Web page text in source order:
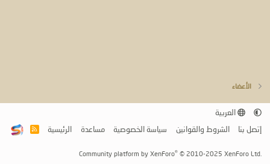
الأعضاء
العربية
إتصل بنا
الشروط والقوانين سياسة الخصوصية مساعدة الرئيسية
R
Community platform by XenForo® © 2010-2025 XenForo Ltd.